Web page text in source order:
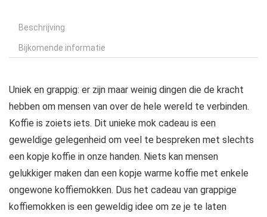
Beschrijving
Bijkomende informatie
Uniek en grappig: er zijn maar weinig dingen die de kracht
hebben om mensen van over de hele wereld te verbinden.
Koffie is zoiets iets. Dit unieke mok cadeau is een
geweldige gelegenheid om veel te bespreken met slechts
een kopje koffie in onze handen. Niets kan mensen
gelukkiger maken dan een kopje warme koffie met enkele
ongewone koffiemokken. Dus het cadeau van grappige
koffiemokken is een geweldig idee om ze je te laten